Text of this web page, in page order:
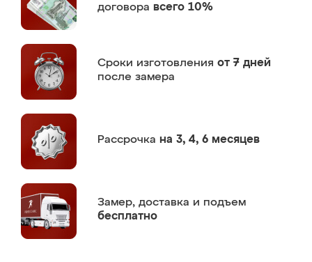
договора всего 10%
Сроки изготовления от 7 дней
после замера
Рассрочка на 3, 4, 6 месяцев
Замер, доставка и подъем
бесплатно